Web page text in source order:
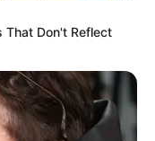
That Don't Reflect